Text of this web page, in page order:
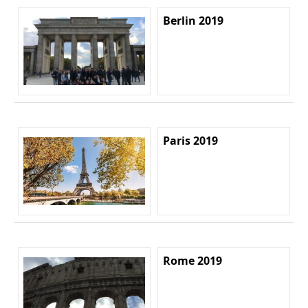
Berlin 2019
Paris 2019
Rome 2019